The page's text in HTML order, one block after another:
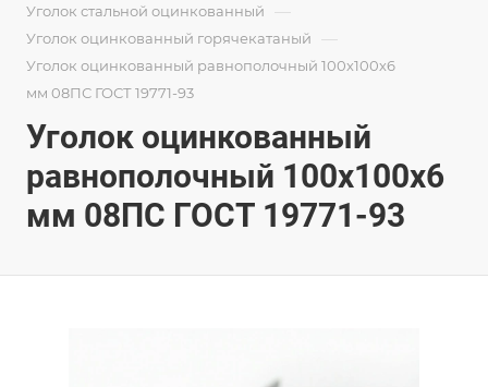
Уголок стальной оцинкованный —
Уголок оцинкованный горячекатаный —
Уголок оцинкованный равнополочный 100х100х6
мм 08ПС ГОСТ 19771-93
Уголок оцинкованный
равнополочный 100х100х6
мм 08ПС ГОСТ 19771-93